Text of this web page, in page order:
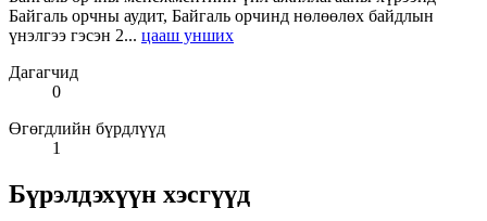
Байгаль орчны аудит, Байгаль орчинд нөлөөлөх байдлын
үнэлгээ гэсэн 2... цааш унших
Дагагчид
0
Өгөгдлийн бүрдлүүд
1
Бүрэлдэхүүн хэсгүүд